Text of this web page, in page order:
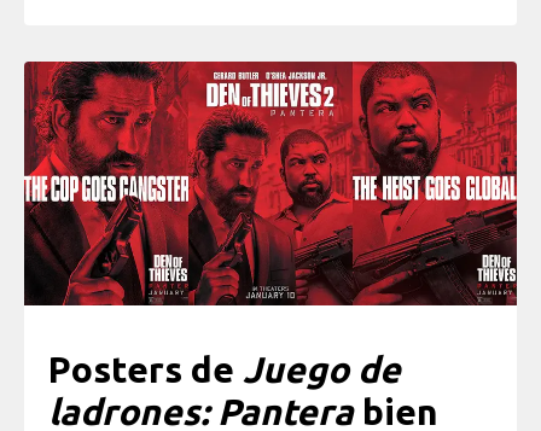
Posters de Juego de
ladrones: Panterabien